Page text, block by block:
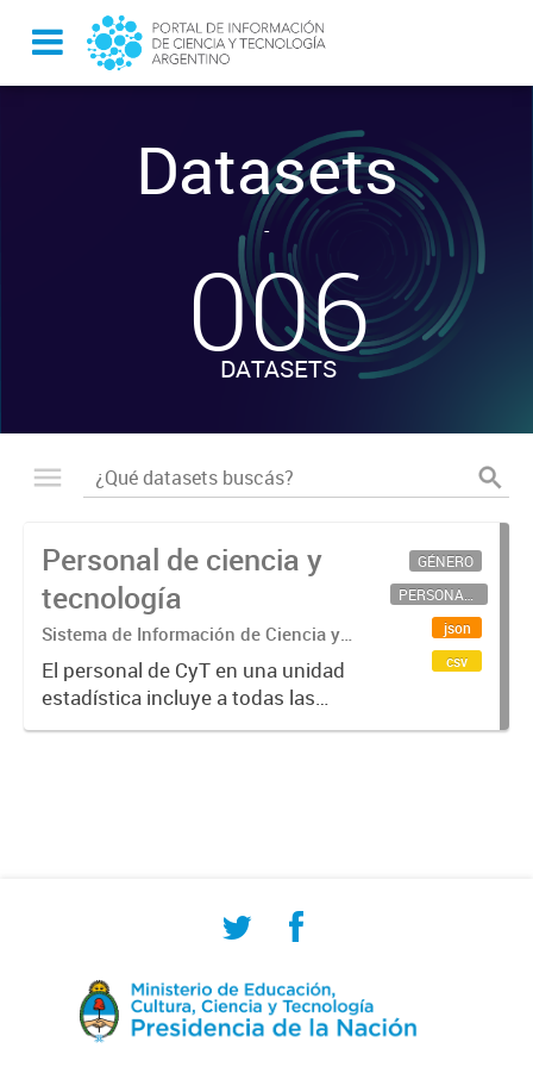
Datasets
-
006
DATASETS
Personal de ciencia y
tecnología
Sistema de Información de Ciencia y
Tecnología Argentino (SICYTAR)
El personal de CyT en una unidad
estadística incluye a todas las
personas involucradas
GÉNERO
PERSONAL CIENTÍFICO-TECNOLÓGICO
json
csv